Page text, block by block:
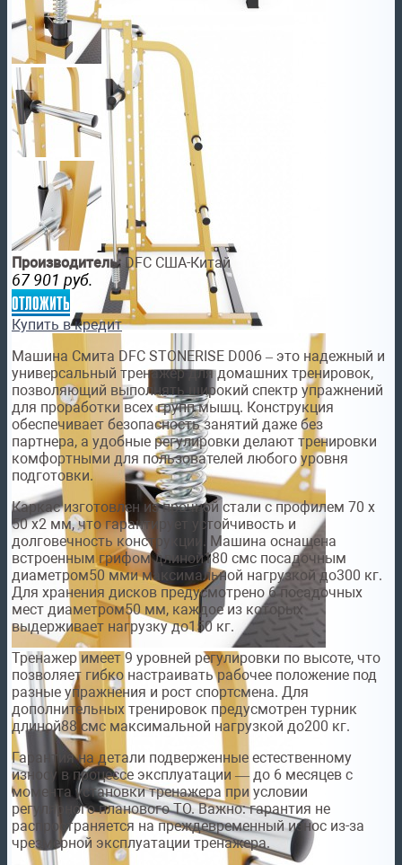
Производитель: DFC США-Китай
67 901 руб.
отложить
Купить в кредит
Машина Смита DFC STONERISE D006 – это надежный и
универсальный тренажер для домашних тренировок,
позволяющий выполнять широкий спектр упражнений
для проработки всех групп мышц. Конструкция
обеспечивает безопасность занятий даже без
партнера, а удобные регулировки делают тренировки
комфортными для пользователей любого уровня
подготовки.
Каркас изготовлен из прочной стали с профилем 70 х
50 х2 мм, что гарантирует устойчивость и
долговечность конструкции. Машина оснащена
встроенным грифом длиной180 смс посадочным
диаметром50 мми максимальной нагрузкой до300 кг.
Для хранения дисков предусмотрено 6 посадочных
мест диаметром50 мм, каждое из которых
выдерживает нагрузку до150 кг.
Тренажер имеет 9 уровней регулировки по высоте, что
позволяет гибко настраивать рабочее положение под
разные упражнения и рост спортсмена. Для
дополнительных тренировок предусмотрен турник
длиной88 смс максимальной нагрузкой до200 кг.
Гарантия на детали подверженные естественному
износу в процессе эксплуатации — до 6 месяцев с
момента установки тренажера при условии
регулярного планового ТО. Важно: гарантия не
распространяется на преждевременный износ из-за
чрезмерной эксплуатации тренажера.